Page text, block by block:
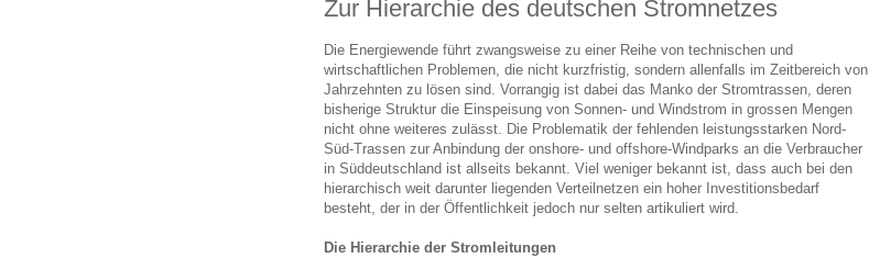
Zur Hierarchie des deutschen Stromnetzes
Die Energiewende führt zwangsweise zu einer Reihe von technischen und
wirtschaftlichen Problemen, die nicht kurzfristig, sondern allenfalls im Zeitbereich von
Jahrzehnten zu lösen sind. Vorrangig ist dabei das Manko der Stromtrassen, deren
bisherige Struktur die Einspeisung von Sonnen- und Windstrom in grossen Mengen
nicht ohne weiteres zulässt. Die Problematik der fehlenden leistungsstarken Nord-
Süd-Trassen zur Anbindung der onshore- und offshore-Windparks an die Verbraucher
in Süddeutschland ist allseits bekannt. Viel weniger bekannt ist, dass auch bei den
hierarchisch weit darunter liegenden Verteilnetzen ein hoher Investitionsbedarf
besteht, der in der Öffentlichkeit jedoch nur selten artikuliert wird.
Die Hierarchie der Stromleitungen